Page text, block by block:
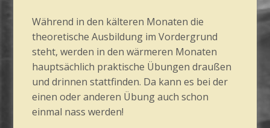
Während in den kälteren Monaten die
theoretische Ausbildung im Vordergrund
steht, werden in den wärmeren Monaten
hauptsächlich praktische Übungen draußen
und drinnen stattfinden. Da kann es bei der
einen oder anderen Übung auch schon
einmal nass werden!